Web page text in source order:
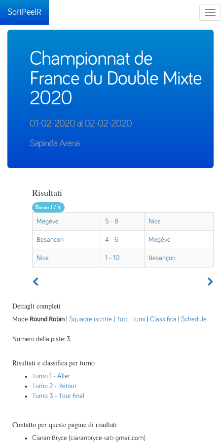
SoftPeelR
Championnat de
France du Double Mixte
2020
01-02-2020 al 02-02-2020
Sapinda Arena
Risultati
Turno 1 / A
Megève 5 - 8 Nice
Besançon 4 - 6 Megève
Nice 1 - 10 Besançon
Dettagli completi
Mode Round Robin Squadre iscritte Tutti i turni Classifica Schedule
Numero della piste: 3.
Risultati e classifica per turno
Turno 1 - Aller
Turno 2 - Retour
Turno 3 - Tour final
Contatto per queste pagine di risultati
Ciaran Bryce (ciaranbryce <at> gmail.com)